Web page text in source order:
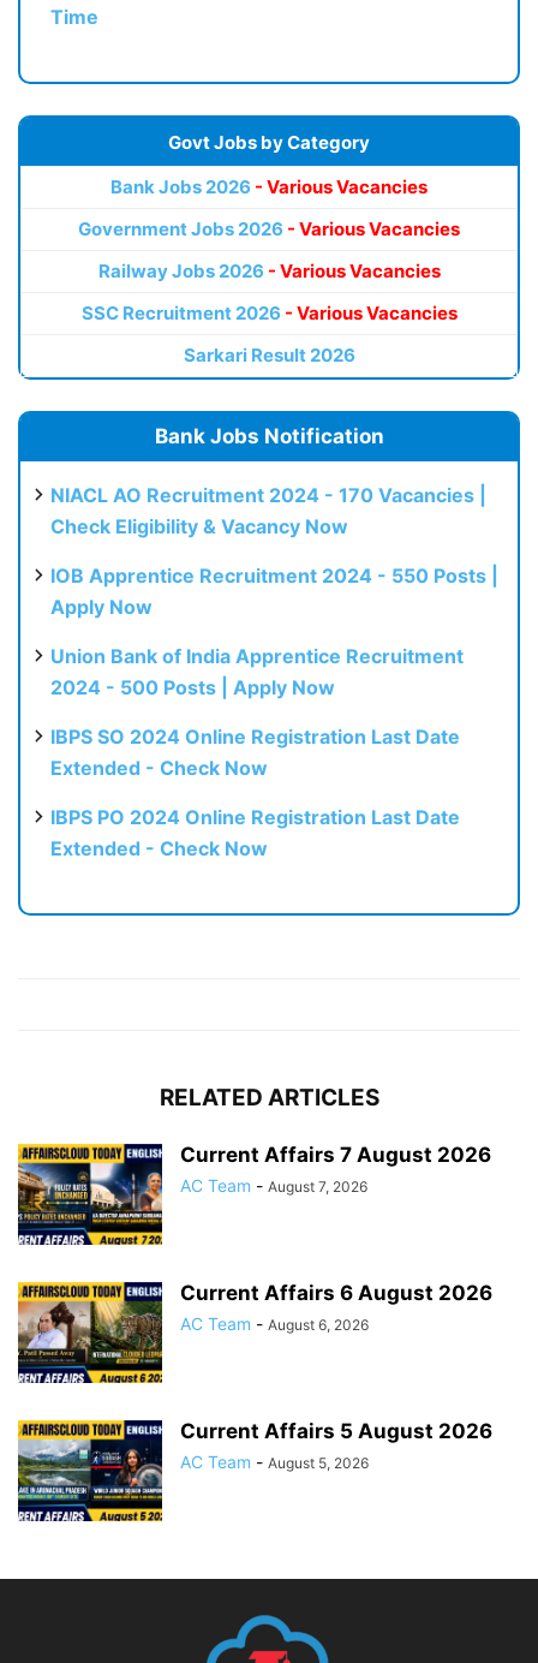
Time
Govt Jobs by Category
Bank Jobs 2026 - Various Vacancies
Government Jobs 2026 - Various Vacancies
Railway Jobs 2026 - Various Vacancies
SSC Recruitment 2026 - Various Vacancies
Sarkari Result 2026
Bank Jobs Notification
NIACL AO Recruitment 2024 - 170 Vacancies |
Check Eligibility & Vacancy Now
IOB Apprentice Recruitment 2024 - 550 Posts |
Apply Now
Union Bank of India Apprentice Recruitment
2024 - 500 Posts | Apply Now
IBPS SO 2024 Online Registration Last Date
Extended - Check Now
IBPS PO 2024 Online Registration Last Date
Extended - Check Now
RELATED ARTICLES
Current Affairs 7 August 2026
AC Team - August 7, 2026
Current Affairs 6 August 2026
AC Team - August 6, 2026
Current Affairs 5 August 2026
AC Team - August 5, 2026